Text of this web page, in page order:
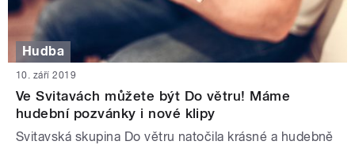
Hudba
10. září 2019
Ve Svitavách můžete být Do větru! Máme
hudební pozvánky i nové klipy
Svitavská skupina Do větru natočila krásné a hudebně